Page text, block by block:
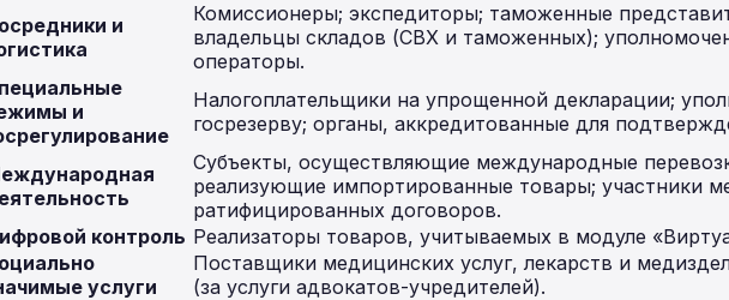
и
Комиссионеры; экспедиторы; таможенные
владельцы складов (СВХ и таможенных);
операторы.
и
Налогоплательщики на упрощенной декларации;
госрезерву; органы, аккредитованные для
Субъекты, осуществляющие международные
реализующие импортированные товары; участники
ратифицированных договоров.
контроль Реализаторы товаров, учитываемых в модуле
услуги
Поставщики медицинских услуг, лекарств и
(за услуги адвокатов-учредителей).